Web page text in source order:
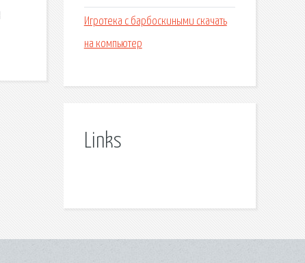
Игротека с барбоскиными скачать
на компьютер
Links